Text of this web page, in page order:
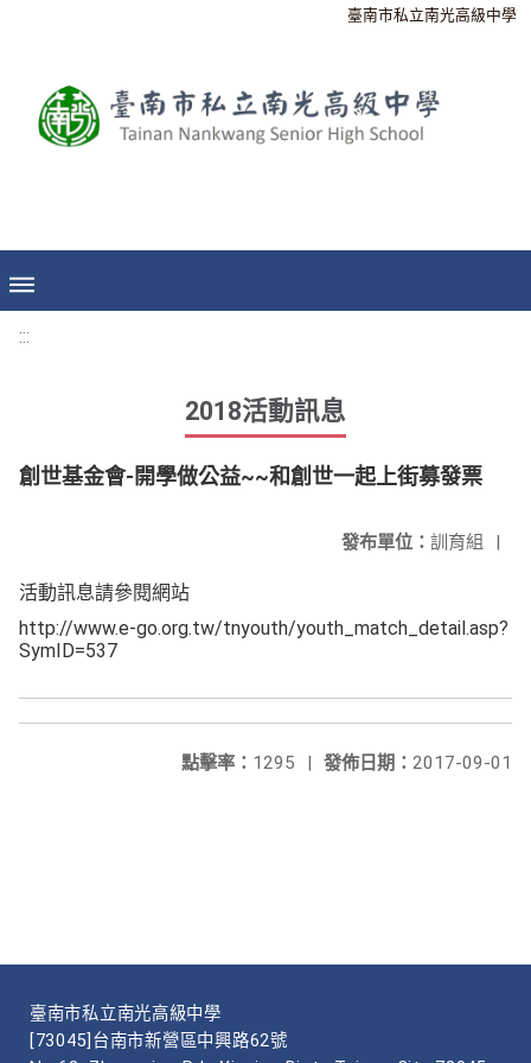
臺南市私立南光高級中學
:::
2018活動訊息
創世基金會-開學做公益~~和創世一起上街募發票
發布單位： 訓育組 |
活動訊息請參閱網站
http://www.e-go.org.tw/tnyouth/youth_match_detail.asp?
SymID=537
發佈日期： 2017-09-01
點擊率： 1295 |
臺南市私立南光高級中學
[73045]台南市新營區中興路62號